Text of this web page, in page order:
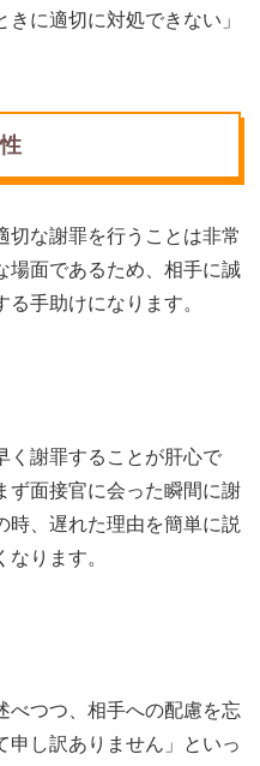
に適切に対処できない」
切な謝罪を行うことは非常
場面であるため、相手に誠
手助けになります。
く謝罪することが肝心で
ず面接官に会った瞬間に謝
時、遅れた理由を簡単に説
ります。
べつつ、相手への配慮を忘
申し訳ありません」といっ